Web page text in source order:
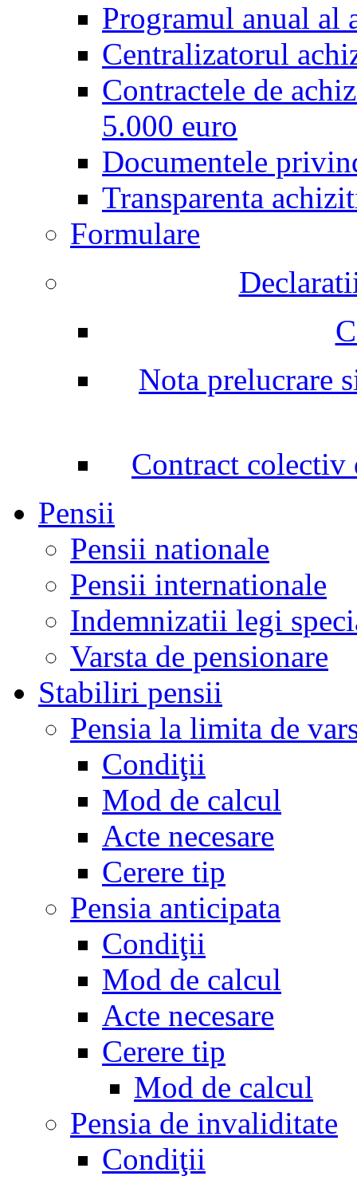
Programul anual
Centralizatorul
Contractele de
5.000 euro
Documentele
Transparenta
Formulare
Nota prelucrare
Contract colectiv
Pensii
Pensii nationale
Pensii internationale
Indemnizatii legi
Varsta de pensionare
Stabiliri pensii
Pensia la limita de
Condiţii
Mod de calcul
Acte necesare
Cerere tip
Pensia anticipata
Condiţii
Mod de calcul
Acte necesare
Cerere tip
Mod de calcul
Pensia de invaliditate
Condiţii